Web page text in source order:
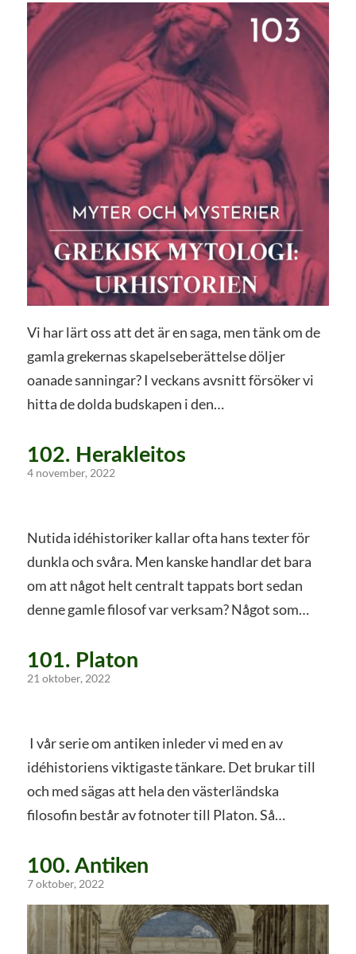
Vi har lärt oss att det är en saga, men tänk om de
gamla grekernas skapelseberättelse döljer
oanade sanningar? I veckans avsnitt försöker vi
hitta de dolda budskapen i den…
102. Herakleitos
4 november, 2022
Nutida idéhistoriker kallar ofta hans texter för
dunkla och svåra. Men kanske handlar det bara
om att något helt centralt tappats bort sedan
denne gamle filosof var verksam? Något som…
101. Platon
21 oktober, 2022
I vår serie om antiken inleder vi med en av
idéhistoriens viktigaste tänkare. Det brukar till
och med sägas att hela den västerländska
filosofin består av fotnoter till Platon. Så…
100. Antiken
7 oktober, 2022